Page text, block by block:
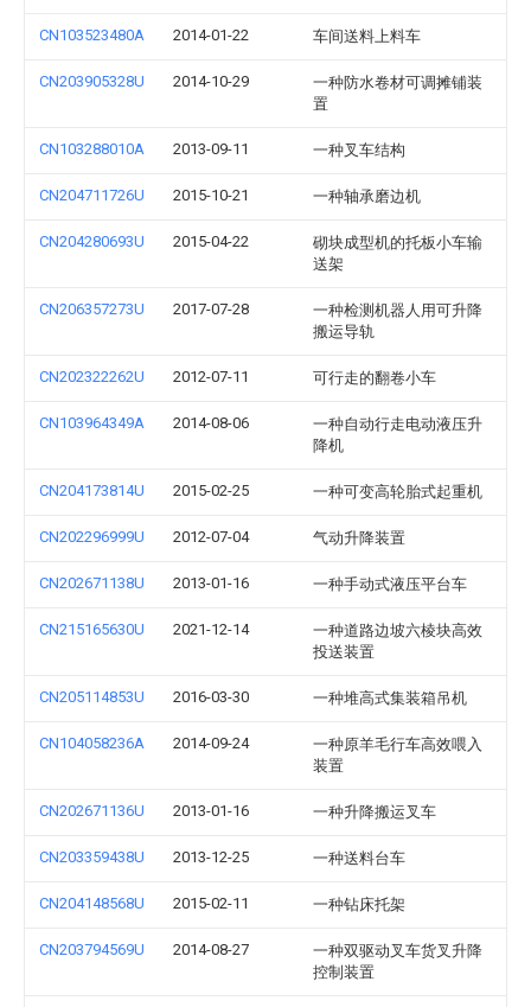
CN103523480A 2014-01-22 车间送料上料车
CN203905328U 2014-10-29
一种防水卷材可调摊铺装
置
CN103288010A 2013-09-11 一种叉车结构
CN204711726U 2015-10-21 一种轴承磨边机
CN204280693U 2015-04-22
砌块成型机的托板小车输
送架
CN206357273U 2017-07-28
一种检测机器人用可升降
搬运导轨
CN202322262U 2012-07-11 可行走的翻卷小车
CN103964349A 2014-08-06
一种自动行走电动液压升
降机
CN204173814U 2015-02-25 一种可变高轮胎式起重机
CN202296999U 2012-07-04 气动升降装置
CN202671138U 2013-01-16 一种手动式液压平台车
CN215165630U 2021-12-14
一种道路边坡六棱块高效
投送装置
CN205114853U 2016-03-30 一种堆高式集装箱吊机
CN104058236A 2014-09-24
一种原羊毛行车高效喂入
装置
CN202671136U 2013-01-16 一种升降搬运叉车
CN203359438U 2013-12-25 一种送料台车
CN204148568U 2015-02-11 一种钻床托架
CN203794569U 2014-08-27
一种双驱动叉车货叉升降
控制装置